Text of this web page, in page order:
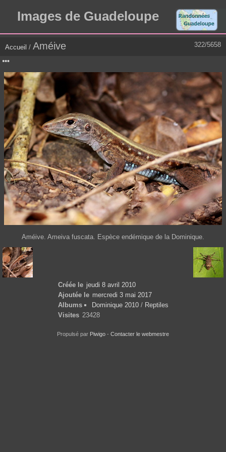
Images de Guadeloupe
322/5658
Accueil / Améive
Améive. Ameiva fuscata. Espèce endémique de la Dominique.
Créée le jeudi 8 avril 2010
Ajoutée le mercredi 3 mai 2017
Albums
Dominique 2010 / Reptiles
Visites 23428
Propulsé par Piwigo - Contacter le webmestre